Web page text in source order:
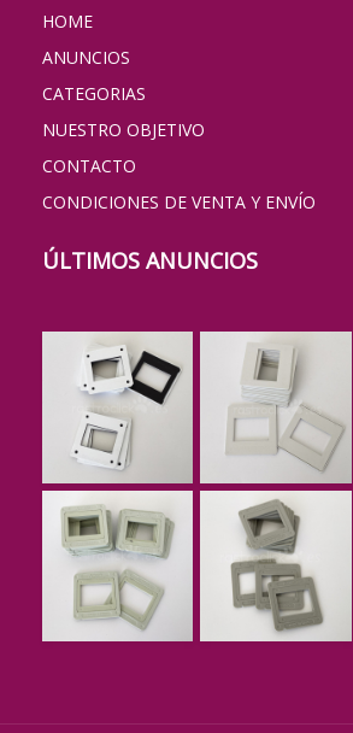
HOME
ANUNCIOS
CATEGORIAS
NUESTRO OBJETIVO
CONTACTO
CONDICIONES DE VENTA Y ENVÍO
ÚLTIMOS ANUNCIOS